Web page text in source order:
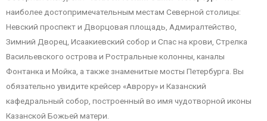
наиболее достопримечательным местам Северной столицы:
Невский проспект и Дворцовая площадь, Адмиралтейство,
Зимний Дворец, Исаакиевский собор и Спас на крови, Стрелка
Васильевского острова и Ростральные колонны, каналы
Фонтанка и Мойка, а также знаменитые мосты Петербурга. Вы
обязательно увидите крейсер «Аврору» и Казанский
кафедральный собор, построенный во имя чудотворной иконы
Казанской Божьей матери.